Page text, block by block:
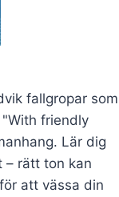
fallgropar som
friendly
Lär dig
– rätt ton kan
att vässa din